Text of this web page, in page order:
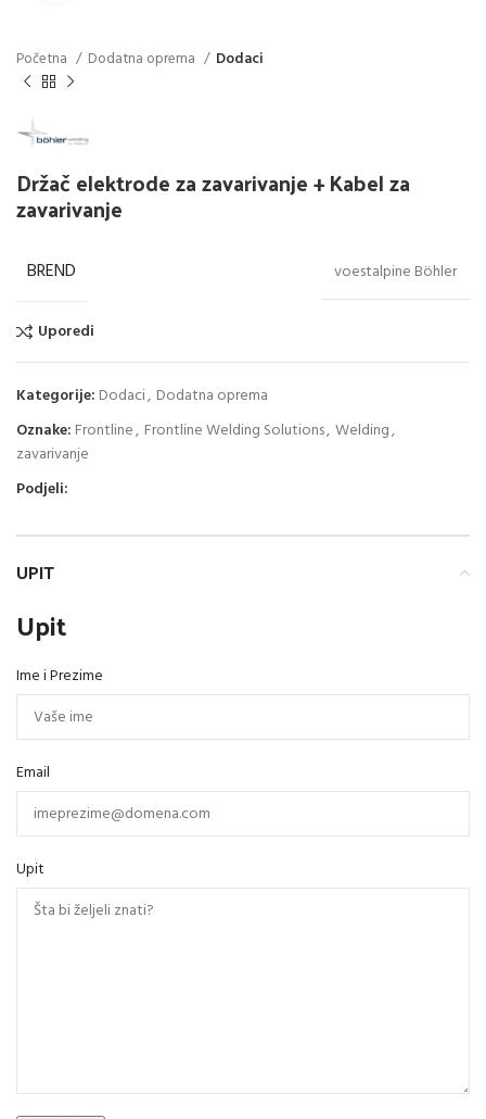
Početna Dodatna oprema Dodaci
Držač elektrode za zavarivanje + Kabel za
zavarivanje
BREND voestalpine Böhler
Uporedi
Kategorije: Dodaci, Dodatna oprema
Oznake: Frontline, Frontline Welding Solutions, Welding,
zavarivanje
Podjeli:
UPIT
Upit
Ime i Prezime
Email
Upit